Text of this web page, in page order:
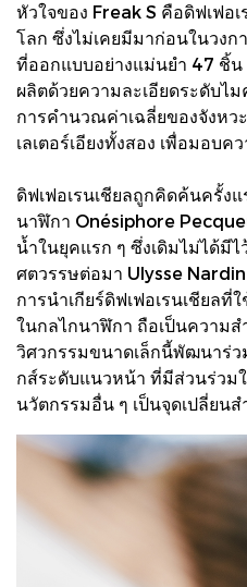
หัวใจของ Freak S คือดิฟเฟอ
โลก ซึ่งไม่เคยมีมาก่อนในวง
ที่ออกแบบอย่างแม่นยำ 47 ชิ้น
ผลิตด้วยความละเอียดระดับ
การคำนวณค่าเฉลี่ยของจังหว
เลเตอร์เอียงทั้งสอง เพื่อมอบ
ดิฟเฟอเรนเชียลถูกคิดค้นครั้ง
นาฬิกา Onésiphore
น้ำในยุคแรก ๆ ซึ่งเดิมไม่ได้มี
ศตวรรษต่อมา Ulysse
การนำเกียร์ดิฟเฟอเรนเชียล
ในกลไกนาฬิกา ถือเป็นความส
วิศวกรรมขนาดเล็กนี้พัฒนาร่
กส์ระดับแนวหน้า ที่มีส่วนร่วม
นวัตกรรมอื่น ๆ เป็นจุดเปลี่ย